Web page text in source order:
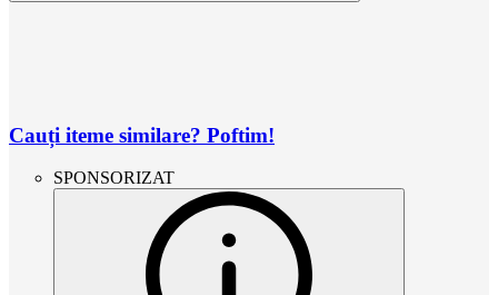
Cauți iteme similare? Poftim!
SPONSORIZAT